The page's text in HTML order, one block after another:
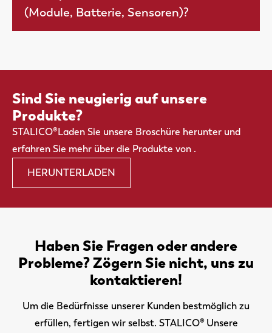
Brennstoffzelle erzeugt zwar CO₂, aber im
(Module, Batterie, Sensoren)?
Verbrauch zu optimieren, damit der Solarturm
immer eine optimale Kapazität hat.
Sind Sie neugierig auf unsere
Produkte?
STALICO®Laden Sie unsere Broschüre herunter und
erfahren Sie mehr über die Produkte von .
HERUNTERLADEN
Haben Sie Fragen oder andere
Probleme? Zögern Sie nicht, uns zu
kontaktieren!
Um die Bedürfnisse unserer Kunden bestmöglich zu
erfüllen, fertigen wir selbst. STALICO® Unsere